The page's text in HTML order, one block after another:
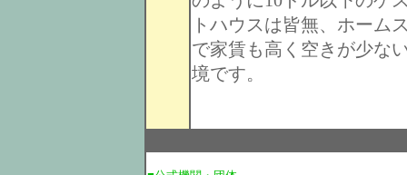
トハウスは皆無、ホーム
で家賃も高く空きが少な
境です。